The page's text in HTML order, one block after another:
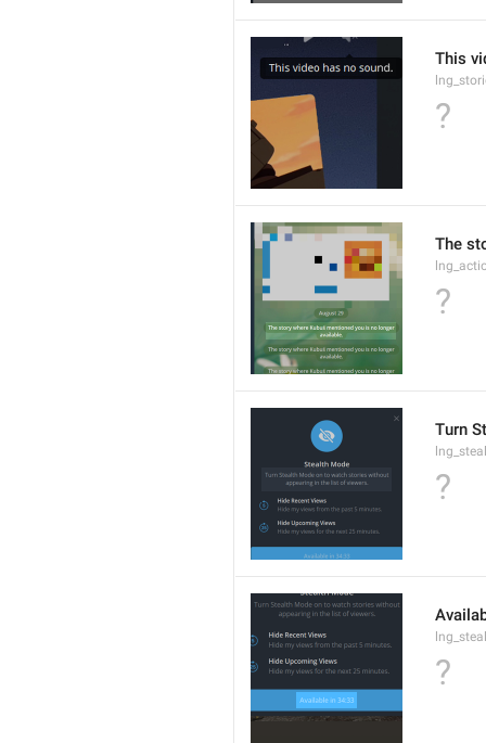
This
?
The
?
Turn
?
?